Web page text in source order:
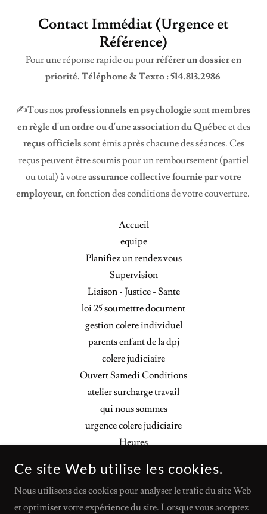
Contact Immédiat (Urgence et
Référence)
Pour une réponse rapide ou pourréférer un dossier en
priorité. Téléphone & Texto : 514.813.2986
✍️Tous nosprofessionnels en psychologie sontmembres
en règle d'un ordre ou d'une association du Québecet des
reçus officiels sont émis après chacune des séances. Ces
reçus peuvent être soumis pour un remboursement (partiel
ou total) à votreassurance collective fournie par votre
employeur, en fonction des conditions de votre couverture.
Accueil
equipe
Planifiez un rendez vous
Supervision
Liaison - Justice - Sante
loi 25 soumettre document
gestion colere individuel
parents enfant de la dpj
colere judiciaire
Ouvert Samedi Conditions
atelier surcharge travail
qui nous sommes
urgence colere judiciaire
Heures
Informations rendez vous
logo
psychologie quebec emploi
Ce site Web utilise les cookies.
Nous utilisons des cookies pour analyser le trafic du site Web
et optimiser votre expérience du site. Lorsque vous acceptez